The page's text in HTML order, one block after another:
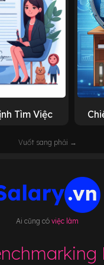
Tìm Việc
Vuốt sang phải →
Ai cũng có việc làm